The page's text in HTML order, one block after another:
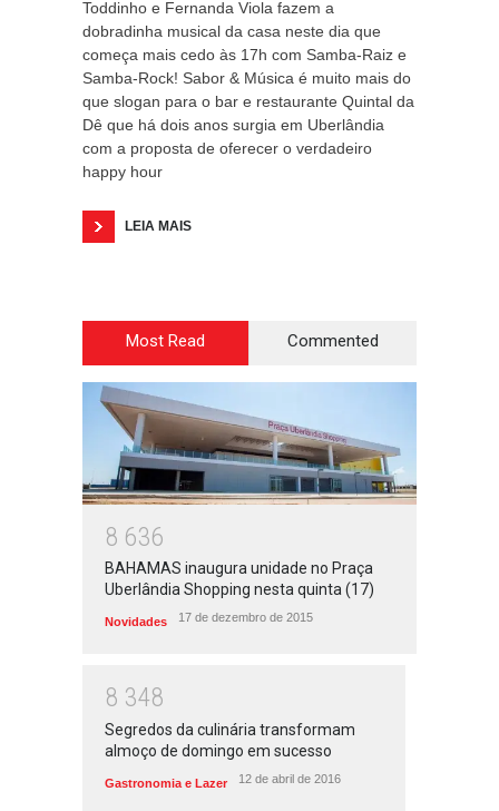
Toddinho e Fernanda Viola fazem a
dobradinha musical da casa neste dia que
começa mais cedo às 17h com Samba-Raiz e
Samba-Rock! Sabor & Música é muito mais do
que slogan para o bar e restaurante Quintal da
Dê que há dois anos surgia em Uberlândia
com a proposta de oferecer o verdadeiro
happy hour
LEIA MAIS
Most Read Commented
8 636
BAHAMAS inaugura unidade no Praça
Uberlândia Shopping nesta quinta (17)
Novidades 17 de dezembro de 2015
8 348
Segredos da culinária transformam
almoço de domingo em sucesso
Gastronomia e Lazer 12 de abril de 2016